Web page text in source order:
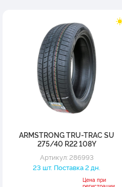
ARMSTRONG TRU-TRAC SU
275/40 R22 108Y
Артикул: 286993
23 шт. Поставка 2 дн.
Цена при